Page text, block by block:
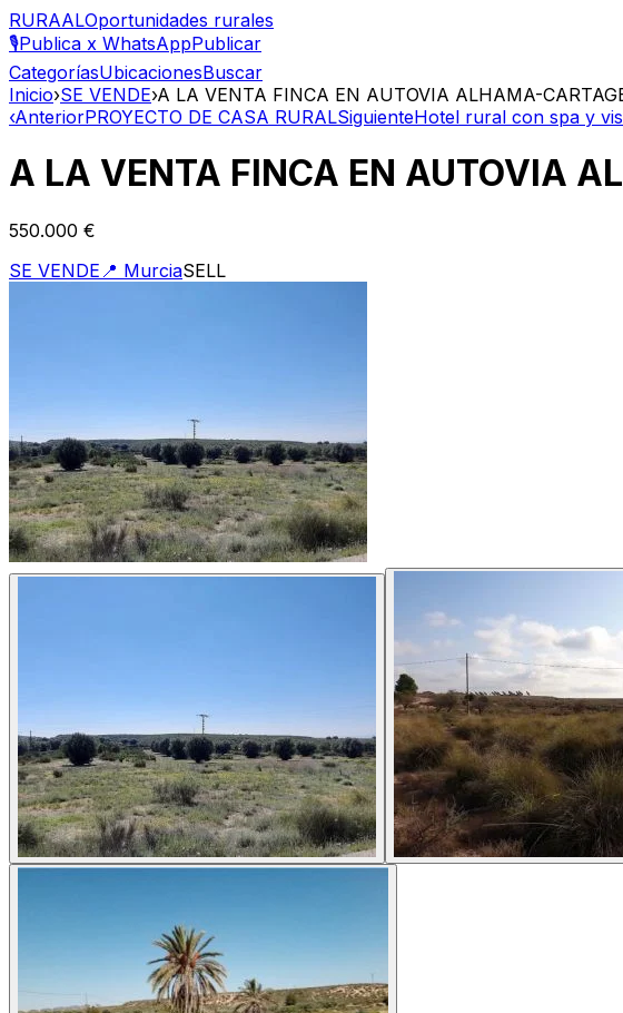
RURAALOportunidades rurales
🎙️Publica x WhatsAppPublicar
CategoríasUbicacionesBuscar
Inicio›SE VENDE›A LA VENTA FINCA EN AUTOVIA ALHAMA-
‹AnteriorPROYECTO DE CASA RURALSiguienteHotel rural con spa y
A LA VENTA FINCA EN AUTOVIA
550.000 €
SE VENDE 📍 MurciaSELL